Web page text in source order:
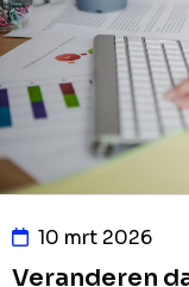
10 mrt 2026
Veranderen